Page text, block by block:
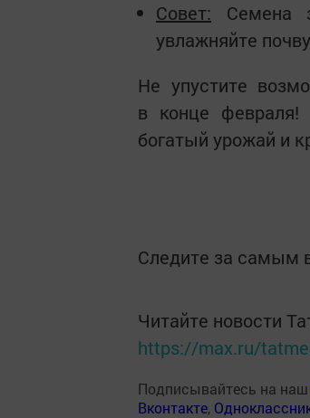
Совет: Семена
увлажняйте
Не упустите
в конце февраля!
богатый урожай и
Следите за самым
Читайте новости
https://max.ru/
Подписывайтесь на наш
Вконтакте,